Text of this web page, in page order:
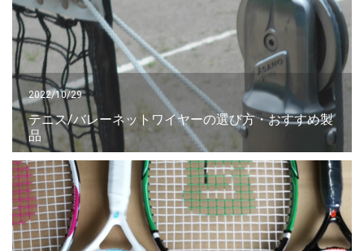
2022/10/29
テニス/バレーネットワイヤーの選び方・おすすめ製
品